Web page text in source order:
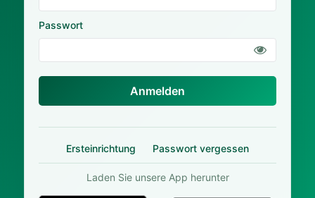
Passwort
Anmelden
Ersteinrichtung Passwort vergessen
Laden Sie unsere App herunter